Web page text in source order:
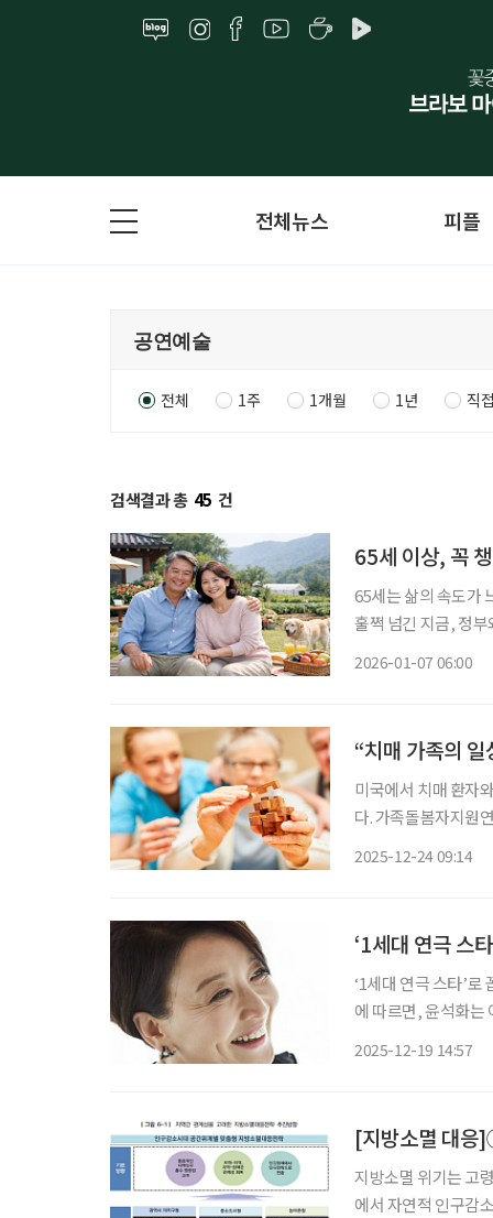
전체뉴스 피플
전체 1주 1개월 1년 직
검색결과 총 45 건
65세 이상, 꼭
65세는 삶의 속도가
훌쩍 넘긴 지금, 정
2026-01-07 06:00
“치매 가족의
미국에서 치매 환자
다. 가족돌봄자지원
2025-12-24 09:14
‘1세대 연극 스
‘1세대 연극 스타’
에 따르면, 윤석화는
2025-12-19 14:57
[지방소멸 대응
지방소멸 위기는 고
에서 자연적 인구감